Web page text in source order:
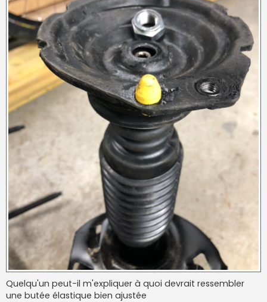
Quelqu'un peut-il m'expliquer à quoi devrait ressembler
une butée élastique bien ajustée